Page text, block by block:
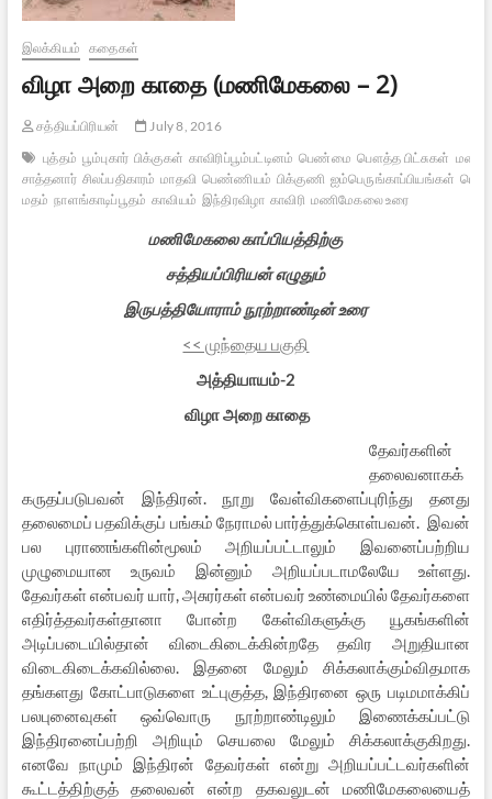
இலக்கியம் கதைகள்
விழா அறை காதை (மணிமேகலை – 2)
சத்தியப்பிரியன்
July 8, 2016
புத்தம் பூம்புகார் பிக்குகள் காவிரிப்பூம்பட்டினம் பெண்மை பௌத்த பிட்சுகள்
சாத்தனார் சிலப்பதிகாரம் மாதவி பெண்ணியம் பிக்குணி ஐம்பெருங்காப்பியங்கள்
மதம் நாளங்காடிப்பூதம் காவியம் இந்திரவிழா காவிரி மணிமேகலை உரை
மணிமேகலை காப்பியத்திற்கு
சத்தியப்பிரியன் எழுதும்
இருபத்தியோராம் நூற்றாண்டின் உரை
<< முந்தைய பகுதி
அத்தியாயம்-2
விழா அறை காதை
தேவர்களின்
தலைவனாகக்
கருதப்படுபவன் இந்திரன். நூறு வேள்விகளைப்புரிந்து தனது
தலைமைப் பதவிக்குப் பங்கம் நேராமல் பார்த்துக்கொள்பவன். இவன்
பல புராணங்களின்மூலம் அறியப்பட்டாலும் இவனைப்பற்றிய
முழுமையான உருவம் இன்னும் அறியப்படாமலேயே உள்ளது.
தேவர்கள் என்பவர் யார், அசுரர்கள் என்பவர் உண்மையில் தேவர்களை
எதிர்த்தவர்கள்தானா போன்ற கேள்விகளுக்கு யூகங்களின்
அடிப்படையில்தான் விடைகிடைக்கின்றதே தவிர அறுதியான
விடைகிடைக்கவில்லை. இதனை மேலும் சிக்கலாக்கும்விதமாக
தங்களது கோட்பாடுகளை உட்புகுத்த, இந்திரனை ஒரு படிமமாக்கிப்
பலபுனைவுகள் ஒவ்வொரு நூற்றாண்டிலும் இணைக்கப்பட்டு
இந்திரனைப்பற்றி அறியும் செயலை மேலும் சிக்கலாக்குகிறது.
எனவே நாமும் இந்திரன் தேவர்கள் என்று அறியப்பட்டவர்களின்
கூட்டத்திற்குத் தலைவன் என்ற தகவலுடன் மணிமேகலையைத்